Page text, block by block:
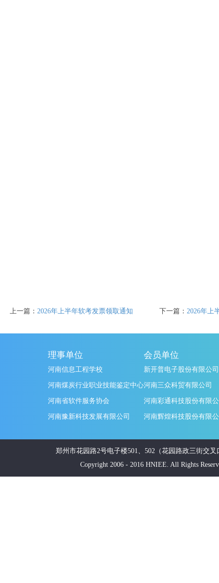
上一篇： 2026年上半年软考发票领取通知 下一篇： 2026年上
理事单位
河南信息工程学校
河南煤炭行业职业技能鉴定中心
河南省软件服务协会
河南豫新科技发展有限公司
会员单位
新开普电子股份有限公司
河南三众科贸有限公司
河南彩通科技股份有限
河南辉煌科技股份有限
郑州市花园路2号电子楼501、502（花园路政三街交叉
Copyright 2006 - 2016 HNIEE. All Rights